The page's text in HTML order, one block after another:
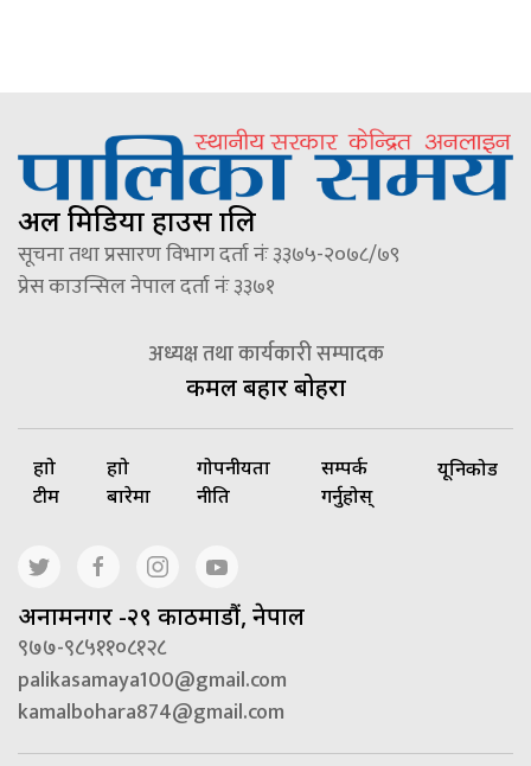
अल मिडिया हाउस प्रालि
सूचना तथा प्रसारण विभाग दर्ता नंः ३३७५-२०७८/७९
प्रेस काउन्सिल नेपाल दर्ता नंः ३३७१
अध्यक्ष तथा कार्यकारी सम्पादक
कमल बहादुर बोहरा
हाम्रो
टीम
हाम्रो
बारेमा
गोपनीयता
नीति
सम्पर्क
गर्नुहोस्
यूनिकोड
अनामनगर -२९ काठमाडौं, नेपाल
९७७-९८५११०८१२८
palikasamaya100@gmail.com
kamalbohara874@gmail.com